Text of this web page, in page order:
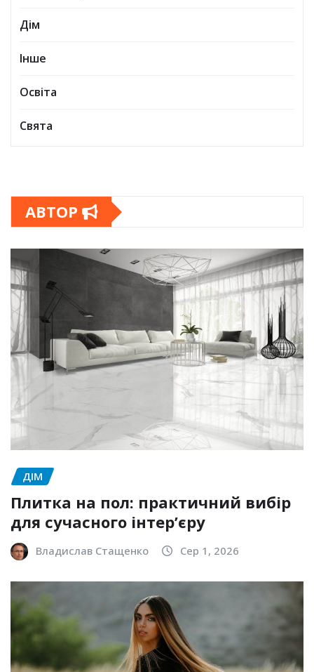
Дім
Інше
Освіта
Свята
АВТОР
ДІМ
Плитка на пол: практичний вибір
для сучасного інтер’єру
Владислав Стащенко Сер 1, 2026